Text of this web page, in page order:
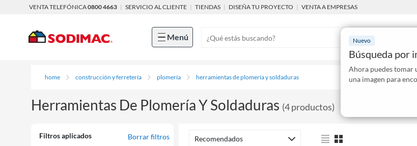
VENTA TELEFÓNICA0800 4663 | SERVICIO AL CLIENTE | TIENDAS | DISEÑA TU PROYECTO | VENTA A EMPRESAS
Menú Nuevo
Búsqueda por
Ahora puedes tomar
una imagen para
home construcción y ferretería plomería herramientas de plomería y soldaduras
Herramientas De Plomería Y Soldaduras (4productos)
Filtros aplicados Borrar filtros Recomendados